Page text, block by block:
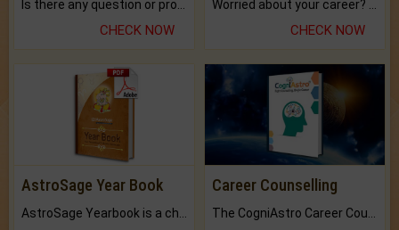
CHECK NOW CHECK NOW
AstroSage Year Book
AstroSage Yearbook is a channel to fulfill your dreams and destiny.
Career Counselling
The CogniAstro Career Counselling Report is the most comprehensive report available on this topic.